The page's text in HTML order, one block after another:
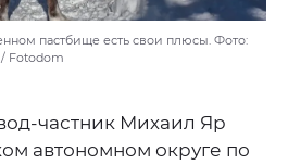
пастбище есть свои плюсы. Фото:
Fotodom
частник Михаил Яр
автономном округе по